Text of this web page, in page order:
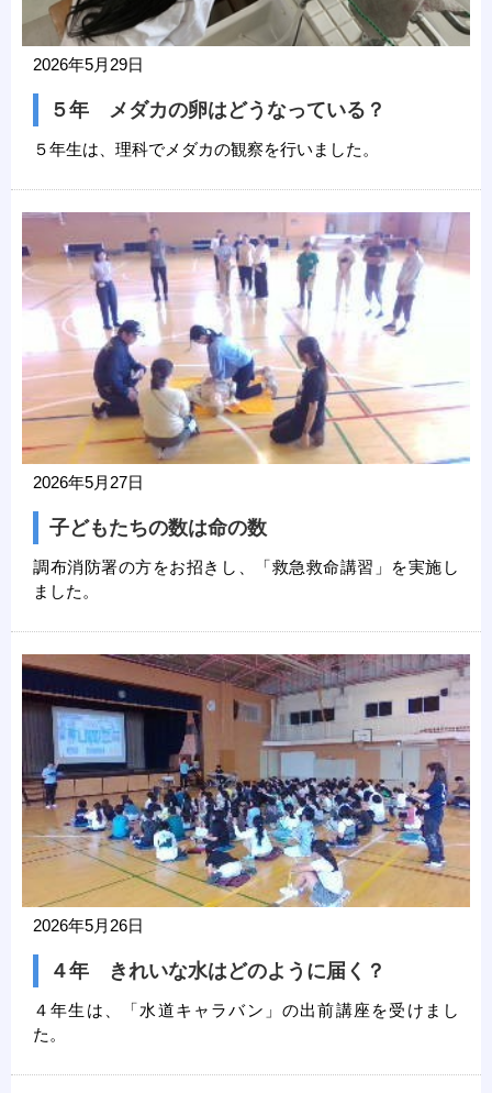
2026年5月29日
５年 メダカの卵はどうなっている？
５年生は、理科でメダカの観察を行いました。
2026年5月27日
子どもたちの数は命の数
調布消防署の方をお招きし、「救急救命講習」を実施し
ました。
2026年5月26日
４年 きれいな水はどのように届く？
４年生は、「水道キャラバン」の出前講座を受けまし
た。